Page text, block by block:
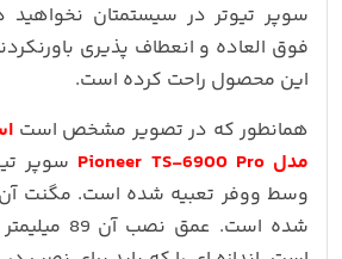
سوپر تیوتر در سیستمتان
فوق العاده و انعطاف پذیری
این محصول راحت کرده است.
همانطور که در تصویر مشخص است
مدل Pioneer TS-6900 Pro
وسط ووفر تعبیه شده است. مگنت آن
شده است.